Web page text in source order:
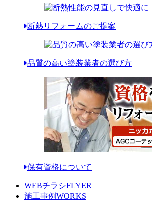
断熱リフォームのご提案
品質の高い塗装業者の選び方
保有資格について
WEBチラシFLYER
施工事例WORKS